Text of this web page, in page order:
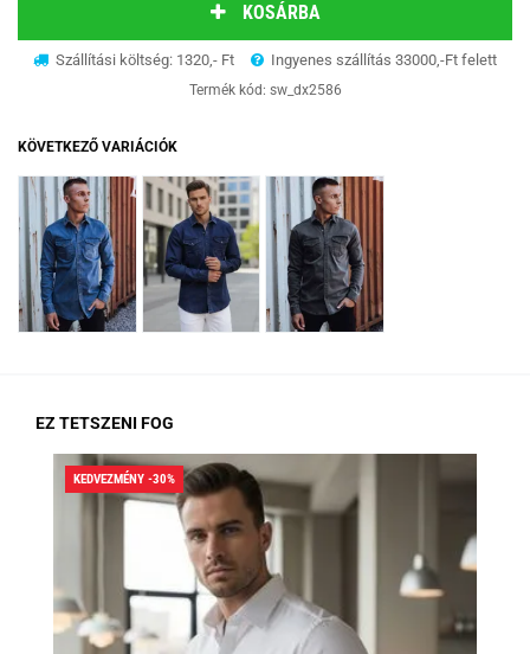
KOSÁRBA
Szállítási költség: 1320,- Ft Ingyenes szállítás 33000,-Ft felett
Termék kód: sw_dx2586
KÖVETKEZŐ VARIÁCIÓK
EZ TETSZENI FOG
KEDVEZMÉNY -30%